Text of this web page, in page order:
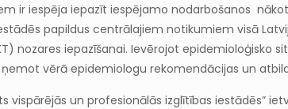
ir iespēja iepazīt iespējamo nodarbošanos
papildus centrālajiem notikumiem visā
nozares iepazīšanai. Ievērojot epidemioloģisko
vērā epidemiologu rekomendācijas un
vispārējās un profesionālās izglītības iestādēs”